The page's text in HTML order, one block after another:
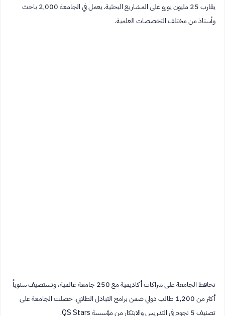
يقارب 25 مليون يورو على المشاريع البحثية. يعمل في الجامعة 2,000 باحث
وأستاذ من مختلف التخصصات العلمية.
تحافظ الجامعة على شراكات أكاديمية مع 250 جامعة عالمية، وتستضيف سنوياً
أكثر من 1,200 طالب دولي ضمن برامج التبادل الطلابي. حصلت الجامعة على
تصنيف 5 نجوم في التدريس والابتكار من مؤسسة QS Stars.